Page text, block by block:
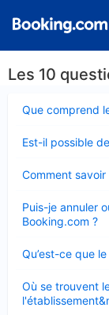
Les 10
Que comprend
fermé
Est-il possible
fermé
Comment
fermé
Puis-je annuler
Booking.com ?
fermé
Qu’est-ce que
fermé
Où se trouvent
fermé